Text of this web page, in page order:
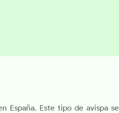
España. Este tipo de avispa se